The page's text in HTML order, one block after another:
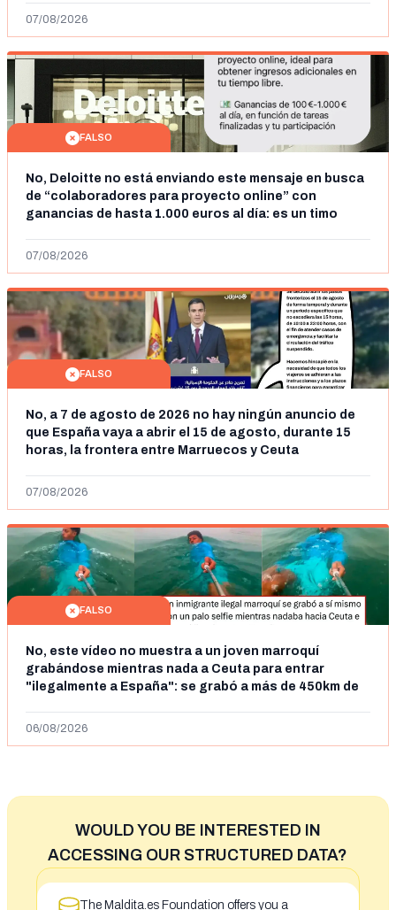
07/08/2026
FALSO
No, Deloitte no está enviando este mensaje en busca
de “colaboradores para proyecto online” con
ganancias de hasta 1.000 euros al día: es un timo
07/08/2026
FALSO
No, a 7 de agosto de 2026 no hay ningún anuncio de
que España vaya a abrir el 15 de agosto, durante 15
horas, la frontera entre Marruecos y Ceuta
07/08/2026
FALSO
No, este vídeo no muestra a un joven marroquí
grabándose mientras nada a Ceuta para entrar
"ilegalmente a España": se grabó a más de 450km de
06/08/2026
WOULD YOU BE INTERESTED IN
ACCESSING OUR STRUCTURED DATA?
The Maldita.es Foundation offers you a